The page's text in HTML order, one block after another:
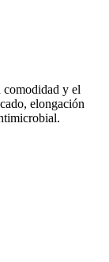
comodidad y el
elongación